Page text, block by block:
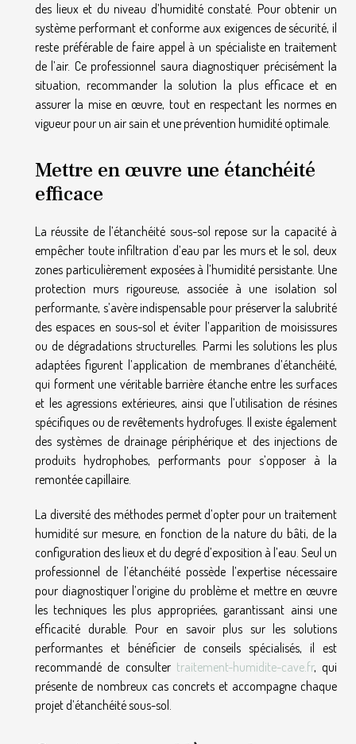
des lieux et du niveau d’humidité constaté. Pour obtenir un
système performant et conforme aux exigences de sécurité, il
reste préférable de faire appel à un spécialiste en traitement
de l’air. Ce professionnel saura diagnostiquer précisément la
situation, recommander la solution la plus efficace et en
assurer la mise en œuvre, tout en respectant les normes en
vigueur pour un air sain et une prévention humidité optimale.
Mettre en œuvre une étanchéité
efficace
La réussite de l’étanchéité sous-sol repose sur la capacité à
empêcher toute infiltration d’eau par les murs et le sol, deux
zones particulièrement exposées à l’humidité persistante. Une
protection murs rigoureuse, associée à une isolation sol
performante, s’avère indispensable pour préserver la salubrité
des espaces en sous-sol et éviter l’apparition de moisissures
ou de dégradations structurelles. Parmi les solutions les plus
adaptées figurent l’application de membranes d’étanchéité,
qui forment une véritable barrière étanche entre les surfaces
et les agressions extérieures, ainsi que l’utilisation de résines
spécifiques ou de revêtements hydrofuges. Il existe également
des systèmes de drainage périphérique et des injections de
produits hydrophobes, performants pour s’opposer à la
remontée capillaire.
La diversité des méthodes permet d’opter pour un traitement
humidité sur mesure, en fonction de la nature du bâti, de la
configuration des lieux et du degré d’exposition à l’eau. Seul un
professionnel de l’étanchéité possède l’expertise nécessaire
pour diagnostiquer l’origine du problème et mettre en œuvre
les techniques les plus appropriées, garantissant ainsi une
efficacité durable. Pour en savoir plus sur les solutions
performantes et bénéficier de conseils spécialisés, il est
recommandé de consulter traitement-humidite-cave.fr, qui
présente de nombreux cas concrets et accompagne chaque
projet d’étanchéité sous-sol.